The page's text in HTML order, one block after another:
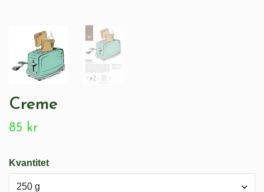
Creme
85 kr
Kvantitet
250 g